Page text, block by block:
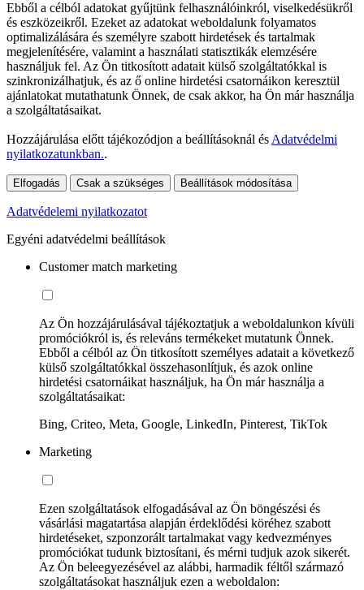
Ebből a célból adatokat gyűjtünk felhasználóinkról, viselkedésükről
és eszközeikről. Ezeket az adatokat weboldalunk folyamatos
optimalizálására és személyre szabott hirdetések és tartalmak
megjelenítésére, valamint a használati statisztikák elemzésére
használjuk fel. Az Ön titkosított adatait külső szolgáltatókkal is
szinkronizálhatjuk, és az ő online hirdetési csatornáikon keresztül
ajánlatokat mutathatunk Önnek, de csak akkor, ha Ön már használja
a szolgáltatásaikat.
Hozzájárulása előtt tájékozódjon a beállításoknál és Adatvédelmi
nyilatkozatunkban..
Elfogadás Csak a szükséges Beállítások módosítása
Adatvédelemi nyilatkozatot
Egyéni adatvédelmi beállítások
Customer match marketing
Az Ön hozzájárulásával tájékoztatjuk a weboldalunkon kívüli
promóciókról is, és releváns termékeket mutatunk Önnek.
Ebből a célból az Ön titkosított személyes adatait a következő
külső szolgáltatókkal összehasonlítjuk, és azok online
hirdetési csatornáikat használjuk, ha Ön már használja a
szolgáltatásaikat:
Bing, Criteo, Meta, Google, LinkedIn, Pinterest, TikTok
Marketing
Ezen szolgáltatások elfogadásával az Ön böngészési és
vásárlási magatartása alapján érdeklődési köréhez szabott
hirdetéseket, szponzorált tartalmakat vagy kedvezményes
promóciókat tudunk biztosítani, és mérni tudjuk azok sikerét.
Az Ön beleegyezésével az alábbi, harmadik féltől származó
szolgáltatásokat használjuk ezen a weboldalon: